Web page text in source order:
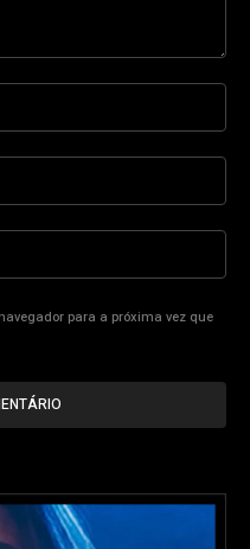
para a próxima vez que